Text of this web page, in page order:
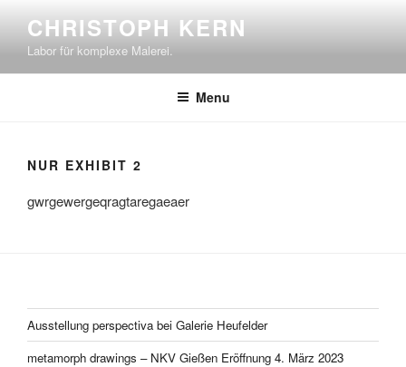
content
CHRISTOPH KERN
Labor für komplexe Malerei.
Menu
NUR EXHIBIT 2
gwrgewergeqragtaregaeaer
Ausstellung perspectiva bei Galerie Heufelder
metamorph drawings – NKV Gießen Eröffnung 4. März 2023